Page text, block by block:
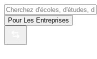
Pour Les Entreprises